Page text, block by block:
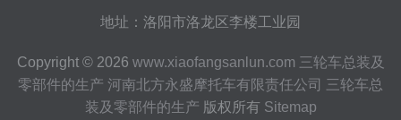
地址：洛阳市洛龙区李楼工业园
Copyright © 2026 www.xiaofangsanlun.com 三轮车总装及
零部件的生产 河南北方永盛摩托车有限责任公司 三轮车总
装及零部件的生产 版权所有 Sitemap